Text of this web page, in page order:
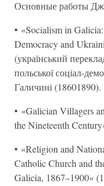
Основные работы
• «Socialism in
Democracy and
(український
польської соціал-
Галичині
• «Galician Villagers
the Nineteenth
• «Religion and
Catholic Church and
Galicia, 1867–1900»